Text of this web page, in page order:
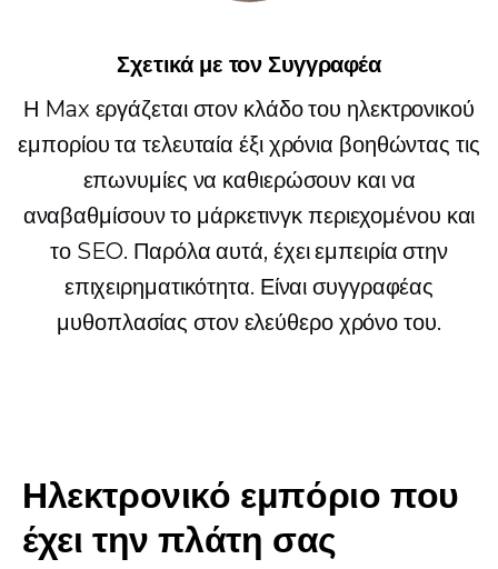
Σχετικά με τον Συγγραφέα
Η Max εργάζεται στον κλάδο του ηλεκτρονικού
εμπορίου τα τελευταία έξι χρόνια βοηθώντας τις
επωνυμίες να καθιερώσουν και να
αναβαθμίσουν το μάρκετινγκ περιεχομένου και
το SEO. Παρόλα αυτά, έχει εμπειρία στην
επιχειρηματικότητα. Είναι συγγραφέας
μυθοπλασίας στον ελεύθερο χρόνο του.
Ηλεκτρονικό εμπόριο που
έχει την πλάτη σας